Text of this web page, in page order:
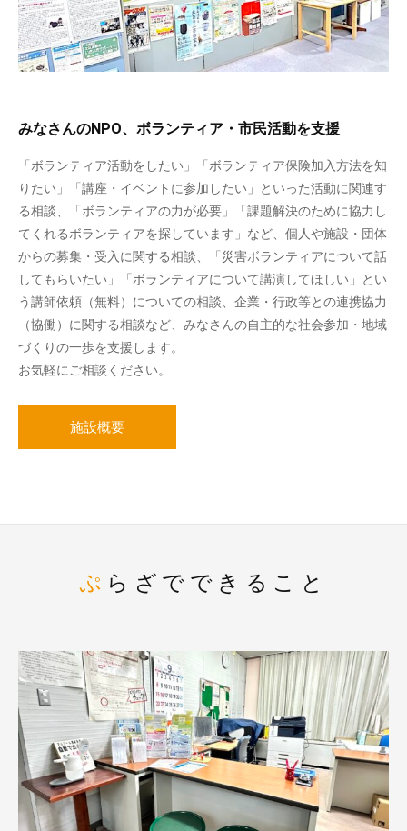
みなさんのNPO、ボランティア・市民活動を支援
「ボランティア活動をしたい」「ボランティア保険加入方法を知
りたい」「講座・イベントに参加したい」といった活動に関連す
る相談、「ボランティアの力が必要」「課題解決のために協力し
てくれるボランティアを探しています」など、個人や施設・団体
からの募集・受入に関する相談、「災害ボランティアについて話
してもらいたい」「ボランティアについて講演してほしい」とい
う講師依頼（無料）についての相談、企業・行政等との連携協力
（協働）に関する相談など、みなさんの自主的な社会参加・地域
づくりの一歩を支援します。
お気軽にご相談ください。
施設概要
ぷらざでできること